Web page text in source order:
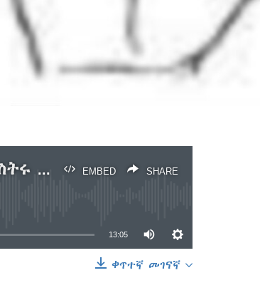
EMBED SHARE
ለጠቅላይ ሚኒስትሩ መግለጫ የመድረክና የመኢአድ ምላሽ
13:05
ቀጥተኛ መገናኛ